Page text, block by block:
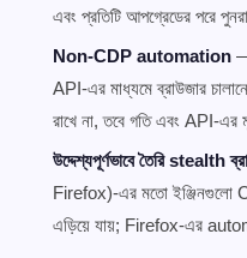
এবং প্রতিটি আপগ্রেডের পরে
Non-CDP automation
API-এর মাধ্যমে ব্রাউজার
রাখে না, তবে গতি এবং API-এর
উদ্দেশ্যপূর্ণভাবে তৈরি stealth
Firefox)-এর মতো ইঞ্জিনগুলো
এড়িয়ে যায়; Firefox-এর